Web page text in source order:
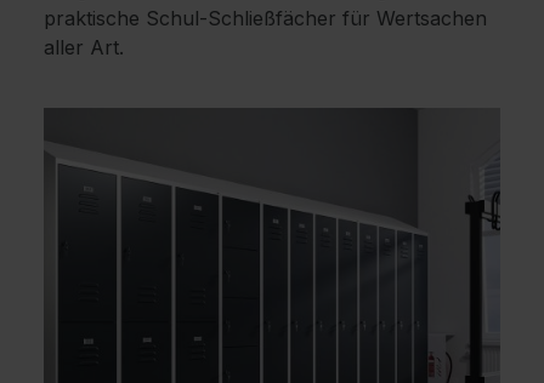
praktische Schul-Schließfächer für Wertsachen
aller Art.